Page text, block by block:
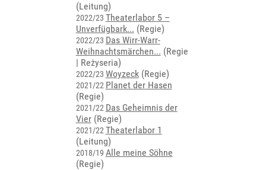
(Leitung)
2022/23 Theaterlabor 5 –
Unverfügbark... (Regie)
2022/23 Das Wirr-Warr-
Weihnachtsmärchen... (Regie
| Reżyseria)
2022/23 Woyzeck(Regie)
2021/22 Planet der Hasen
(Regie)
2021/22 Das Geheimnis der
Vier(Regie)
2021/22 Theaterlabor 1
(Leitung)
2018/19 Alle meine Söhne
(Regie)